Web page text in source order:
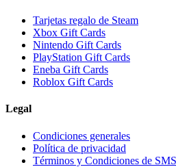
Tarjetas regalo de Steam
Xbox Gift Cards
Nintendo Gift Cards
PlayStation Gift Cards
Eneba Gift Cards
Roblox Gift Cards
Legal
Condiciones generales
Política de privacidad
Términos y Condiciones de SMS